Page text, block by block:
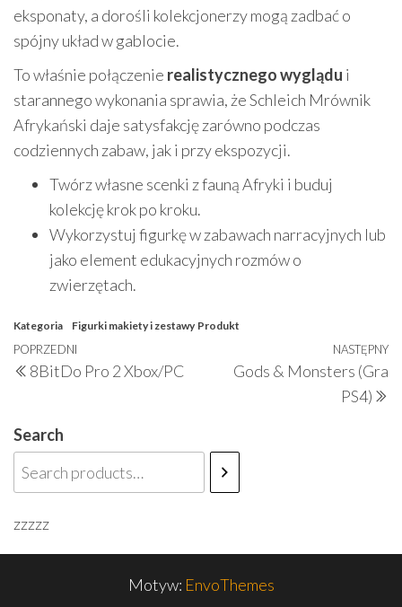
eksponaty, a dorośli kolekcjonerzy mogą zadbać o
spójny układ w gablocie.
To właśnie połączenie realistycznego wyglądu i
starannego wykonania sprawia, że Schleich Mrównik
Afrykański daje satysfakcję zarówno podczas
codziennych zabaw, jak i przy ekspozycji.
Twórz własne scenki z fauną Afryki i buduj
kolekcję krok po kroku.
Wykorzystuj figurkę w zabawach narracyjnych lub
jako element edukacyjnych rozmów o
zwierzętach.
Kategoria Figurki makiety i zestawy Produkt
Nawigacja
wpisu
Poprzedni
wpis
POPRZEDNI
8BitDo Pro 2 Xbox/PC
NASTĘPNY
Gods & Monsters (Gra
PS4)
Search
zzzzz
Motyw: EnvoThemes